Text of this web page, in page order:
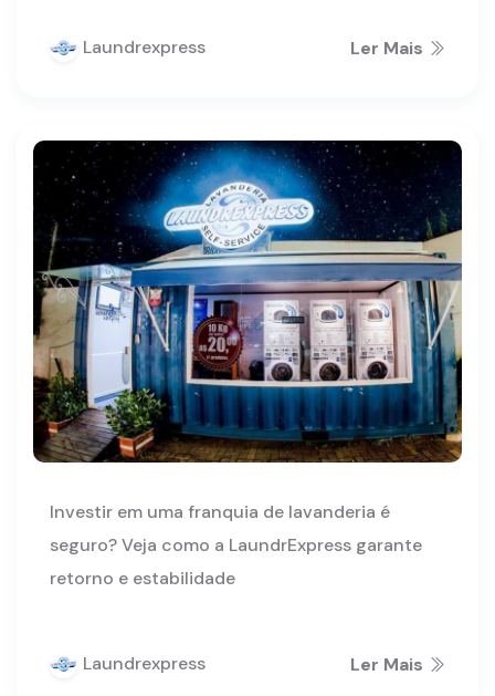
Laundrexpress Ler Mais
Investir em uma franquia de lavanderia é
seguro? Veja como a LaundrExpress garante
retorno e estabilidade
Laundrexpress Ler Mais